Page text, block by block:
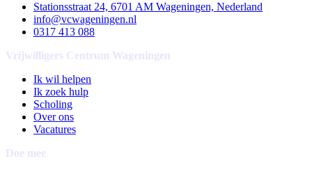
Stationsstraat 24, 6701 AM Wageningen, Nederland
info@vcwageningen.nl
0317 413 088
Vrijwilligers Centrum Wageningen
Ik wil helpen
Ik zoek hulp
Scholing
Over ons
Vacatures
Doe mee